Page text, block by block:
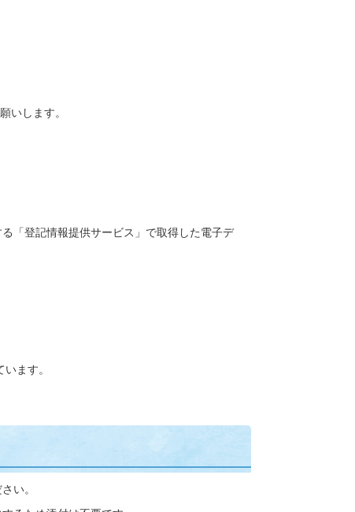
必要です。
テムです。
いします。
「登記情報提供サービス」で取得した電子デ
ます。
い。